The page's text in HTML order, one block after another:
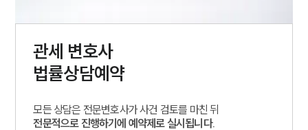
관세 변호사
법률상담예약
모든 상담은 전문변호사가 사건 검토를 마친 뒤
전문적으로 진행하기에 예약제로 실시됩니다.